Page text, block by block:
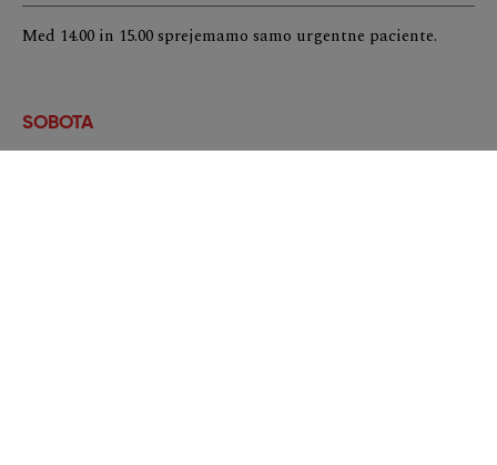
Med 14.00 in 15.00 sprejemamo samo urgentne paciente.
SOBOTA